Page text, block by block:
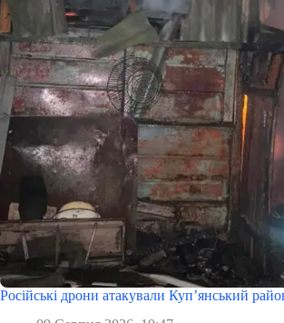
Російські дрони атакували Куп’янський